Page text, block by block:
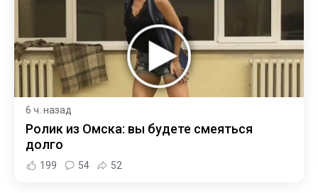
6 ч. назад
Ролик из Омска: вы будете смеяться
долго
199 54 52